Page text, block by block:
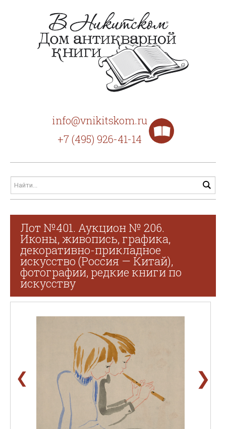
info@vnikitskom.ru
+7 (495) 926-41-14
Лот №401. Аукцион № 206.
Иконы, живопись, графика,
декоративно-прикладное
искусство (Россия — Китай),
фотографии, редкие книги по
искусству
❮ ❯